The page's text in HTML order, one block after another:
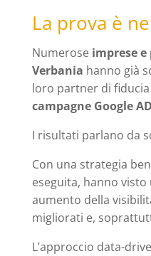
La prova è
Numerose imprese
Verbania hanno già
loro partner di
campagne Google
I risultati parlano da
Con una strategia
eseguita, hanno
aumento della
migliorati e,
L’approccio data-